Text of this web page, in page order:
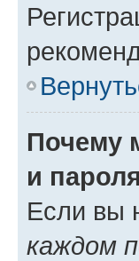
Почему
и
Если вы
каждом